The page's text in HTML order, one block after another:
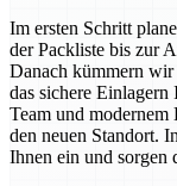
Im ersten Schritt
der Packliste bis zur
Danach kümmern wir
das sichere Einlagern
Team und modernem
den neuen Standort.
Ihnen ein und sorgen